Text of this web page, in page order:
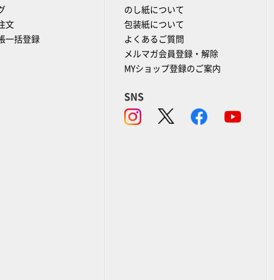
文
一括登録
のし紙について
包装紙について
よくあるご質問
メルマガ会員登録・解除
MYショップ登録のご案内
SNS